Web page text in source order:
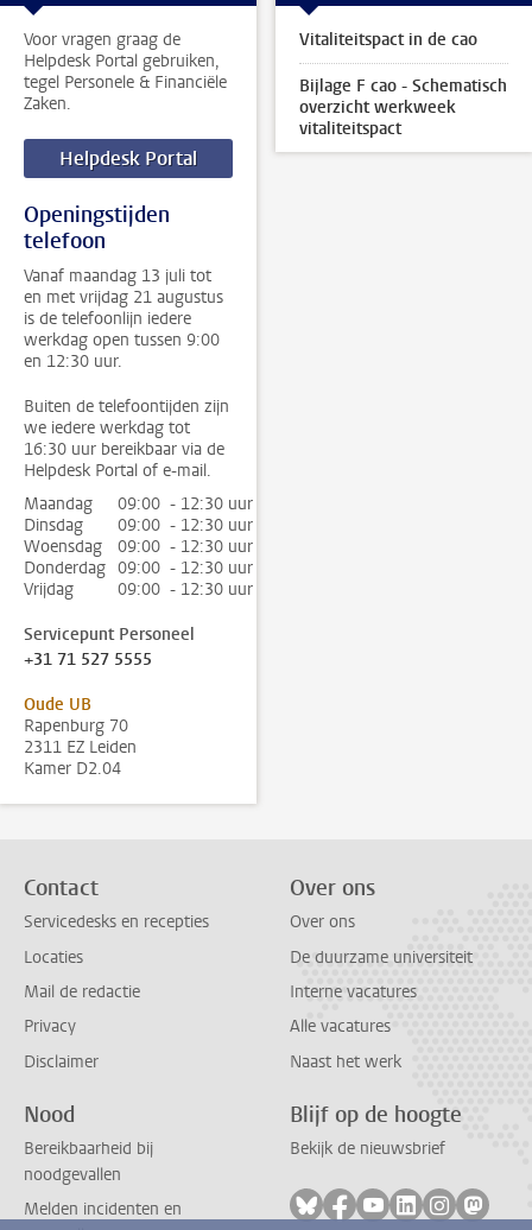
Voor vragen graag de
Helpdesk Portal gebruiken,
tegel Personele & Financiële
Zaken.
Helpdesk Portal
Openingstijden
telefoon
Vanaf maandag 13 juli tot
en met vrijdag 21 augustus
is de telefoonlijn iedere
werkdag open tussen 9:00
en 12:30 uur.
Buiten de telefoontijden zijn
we iedere werkdag tot
16:30 uur bereikbaar via de
Helpdesk Portal of e-mail.
Maandag
09:00 - 12:30 uur
Dinsdag
09:00 - 12:30 uur
Woensdag
09:00 - 12:30 uur
Donderdag 09:00 - 12:30 uur
Vrijdag
09:00 - 12:30 uur
Servicepunt Personeel
+31 71 527 5555
Oude UB
Rapenburg 70
2311 EZ Leiden
Kamer D2.04
Vitaliteitspact in de cao
Bijlage F cao - Schematisch
overzicht werkweek
vitaliteitspact
Contact
Servicedesks en recepties
Locaties
Mail de redactie
Privacy
Disclaimer
Over ons
Over ons
De duurzame universiteit
Interne vacatures
Alle vacatures
Naast het werk
Nood
Bereikbaarheid bij
noodgevallen
Melden incidenten en
Blijf op de hoogte
Bekijk de nieuwsbrief
Volg ons op bluesky
Volg ons op facebook
Volg ons op
Volg ons op
Volg ons
Volg